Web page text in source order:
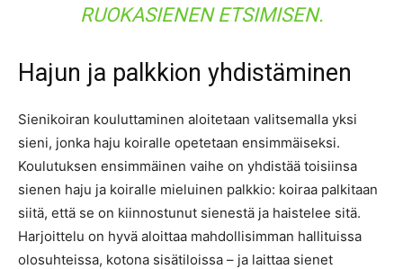
RUOKASIENEN ETSIMISEN.
Hajun ja palkkion yhdistäminen
Sienikoiran kouluttaminen aloitetaan valitsemalla yksi
sieni, jonka haju koiralle opetetaan ensimmäiseksi.
Koulutuksen ensimmäinen vaihe on yhdistää toisiinsa
sienen haju ja koiralle mieluinen palkkio: koiraa palkitaan
siitä, että se on kiinnostunut sienestä ja haistelee sitä.
Harjoittelu on hyvä aloittaa mahdollisimman hallituissa
olosuhteissa, kotona sisätiloissa – ja laittaa sienet